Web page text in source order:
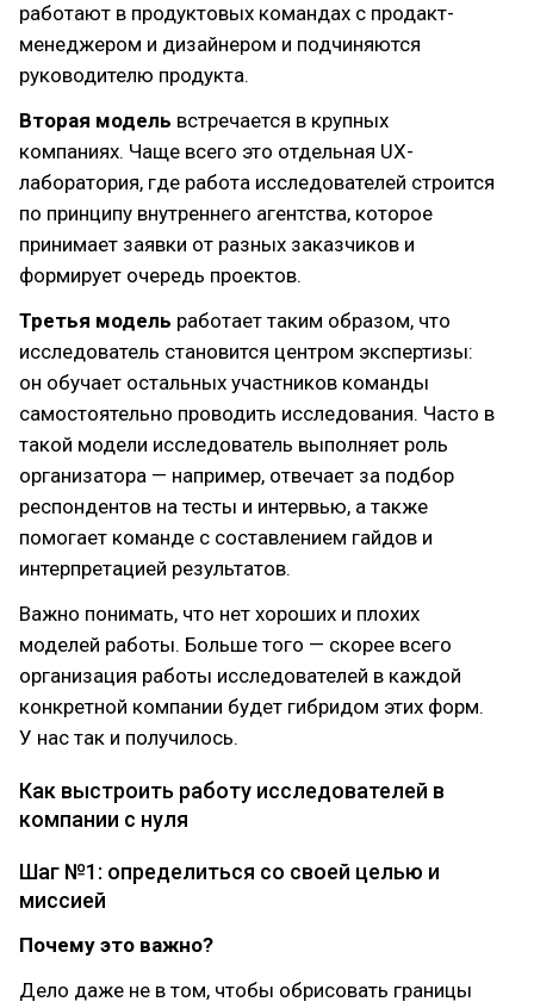
работают в продуктовых командах с продакт-
менеджером и дизайнером и подчиняются
руководителю продукта.
Вторая модель встречается в крупных
компаниях. Чаще всего это отдельная UX-
лаборатория, где работа исследователей строится
по принципу внутреннего агентства, которое
принимает заявки от разных заказчиков и
формирует очередь проектов.
Третья модель работает таким образом, что
исследователь становится центром экспертизы:
он обучает остальных участников команды
самостоятельно проводить исследования. Часто в
такой модели исследователь выполняет роль
организатора — например, отвечает за подбор
респондентов на тесты и интервью, а также
помогает команде с составлением гайдов и
интерпретацией результатов.
Важно понимать, что нет хороших и плохих
моделей работы. Больше того — скорее всего
организация работы исследователей в каждой
конкретной компании будет гибридом этих форм.
У нас так и получилось.
Как выстроить работу исследователей в
компании с нуля
Шаг №1: определиться со своей целью и
миссией
Почему это важно?
Дело даже не в том, чтобы обрисовать границы